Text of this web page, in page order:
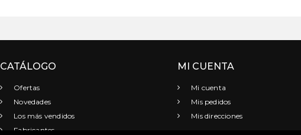
CATÁLOGO
Ofertas
Novedades
Los más vendidos
Fabricantes
MI CUENTA
Mi cuenta
Mis pedidos
Mis direcciones